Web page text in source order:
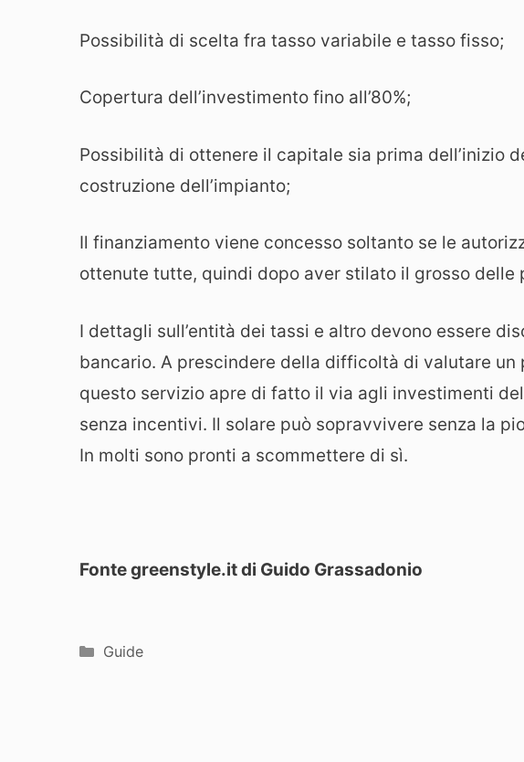
Possibilità di scelta fra tasso variabile e tasso fisso;
Copertura dell’investimento fino all’80%;
Possibilità di ottenere il capitale sia prima dell’inizio
costruzione dell’impianto;
Il finanziamento viene concesso soltanto se le
ottenute tutte, quindi dopo aver stilato il grosso delle
I dettagli sull’entità dei tassi e altro devono essere
bancario. A prescindere della difficoltà di valutare
questo servizio apre di fatto il via agli investimenti
senza incentivi. Il solare può sopravvivere senza la
In molti sono pronti a scommettere di sì.
Fonte greenstyle.it di Guido Grassadonio
Categorie
Guide